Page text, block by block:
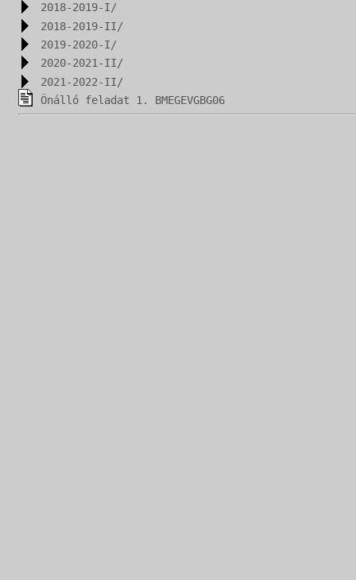
2018-2019-I/
2018-2019-II/
2019-2020-I/
2020-2021-II/
2021-2022-II/
Önálló feladat 1. BMEGEVGBG06